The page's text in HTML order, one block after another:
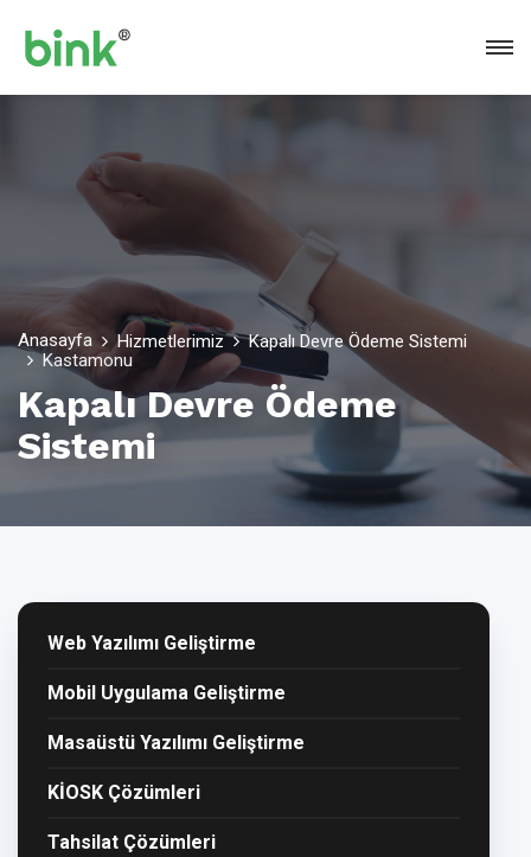
Anasayfa Hizmetlerimiz
Kapalı Devre Ödeme Sistemi
Kastamonu
Kapalı Devre Ödeme
Sistemi
Web Yazılımı Geliştirme
Mobil Uygulama Geliştirme
Masaüstü Yazılımı Geliştirme
KİOSK Çözümleri
Tahsilat Çözümleri